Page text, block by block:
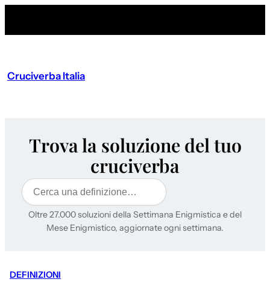
Cruciverba Italia
Trova la soluzione del tuo
cruciverba
Cerca
Oltre 27.000 soluzioni della Settimana Enigmistica e del
Mese Enigmistico, aggiornate ogni settimana.
DEFINIZIONI